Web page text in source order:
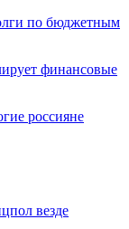
по бюджетным
финансовые
россияне
везде